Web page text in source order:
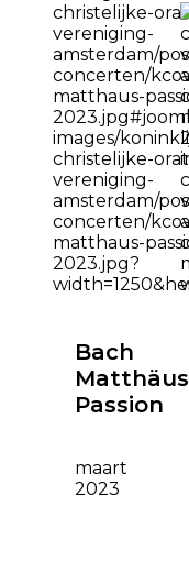
Bach
Matthäus
Passion
maart
2023